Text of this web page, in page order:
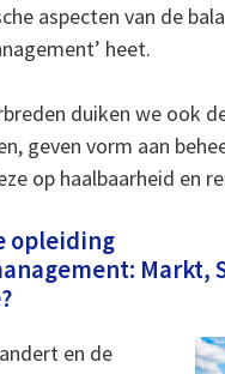
aspecten van de
heet.
duiken we ook
geven vorm aan
op haalbaarheid en
opleiding
Markt,
en de